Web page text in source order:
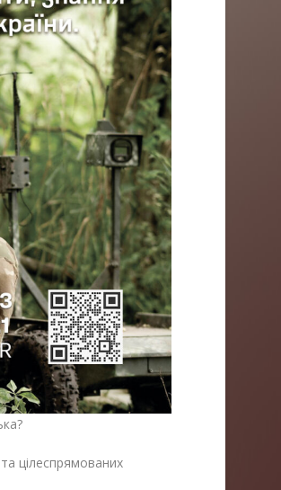
цілеспрямованих